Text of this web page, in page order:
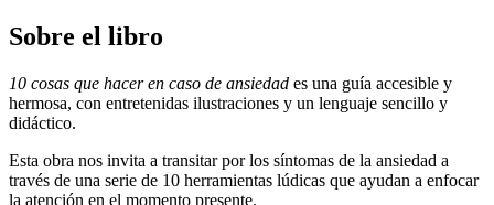
Sobre el libro
10 cosas que hacer en caso de ansiedad es una guía accesible y
hermosa, con entretenidas ilustraciones y un lenguaje sencillo y
didáctico.
Esta obra nos invita a transitar por los síntomas de la ansiedad a
través de una serie de 10 herramientas lúdicas que ayudan a enfocar
la atención en el momento presente.